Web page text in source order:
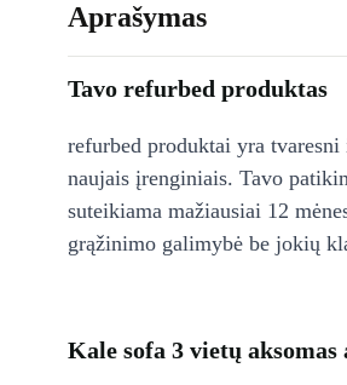
Aprašymas
Tavo refurbed produktas
refurbed produktai yra
naujais įrenginiais. Tavo
suteikiama mažiausiai 12
grąžinimo galimybė be jokių
Kale sofa 3 vietų